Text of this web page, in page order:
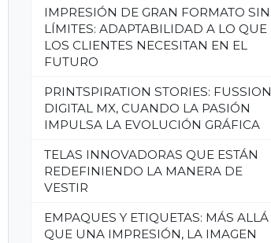
IMPRESIÓN DE GRAN FORMATO SIN
LÍMITES: ADAPTABILIDAD A LO QUE
LOS CLIENTES NECESITAN EN EL
FUTURO
PRINTSPIRATION STORIES: FUSSION
DIGITAL MX, CUANDO LA PASIÓN
IMPULSA LA EVOLUCIÓN GRÁFICA
TELAS INNOVADORAS QUE ESTÁN
REDEFINIENDO LA MANERA DE
VESTIR
EMPAQUES Y ETIQUETAS: MÁS ALLÁ
QUE UNA IMPRESIÓN, LA IMAGEN